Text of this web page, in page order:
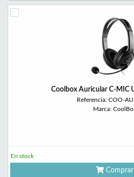
Coolbox Auricular C-MIC
Referencia: COO-
Marca:
En stock
Comprar